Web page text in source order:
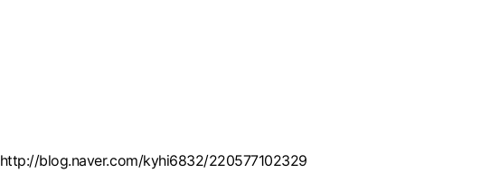
http://blog.naver.com/kyhi6832/220577102329